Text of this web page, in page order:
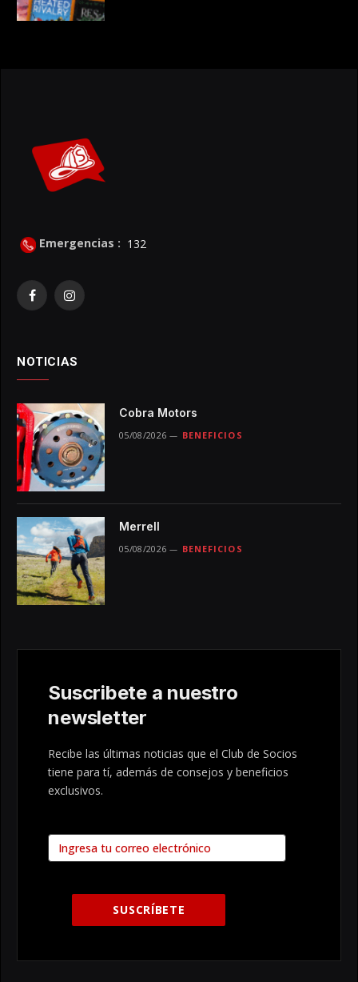
Emergencias : 132
FacebookInstagram
NOTICIAS
Cobra Motors
05/08/2026 BENEFICIOS
Merrell
05/08/2026 BENEFICIOS
Suscribete a nuestro
newsletter
Recibe las últimas noticias que el Club de Socios
tiene para tí, además de consejos y beneficios
exclusivos.